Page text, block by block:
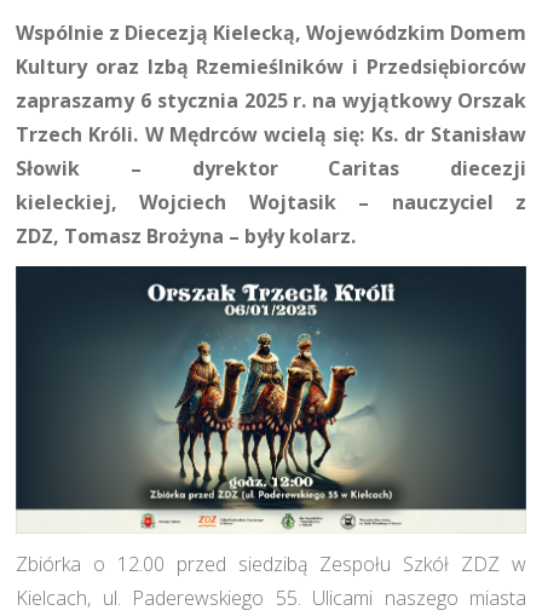
Wspólnie z Diecezją Kielecką, Wojewódzkim Domem
Kultury oraz Izbą Rzemieślników i Przedsiębiorców
zapraszamy 6 stycznia 2025 r. na wyjątkowy Orszak
Trzech Króli. W Mędrców wcielą się: Ks. dr Stanisław
Słowik – dyrektor Caritas diecezji
kieleckiej, Wojciech Wojtasik – nauczyciel z
ZDZ, Tomasz Brożyna – były kolarz.
Zbiórka o 12.00 przed siedzibą Zespołu Szkół ZDZ w
Kielcach, ul. Paderewskiego 55. Ulicami naszego miasta